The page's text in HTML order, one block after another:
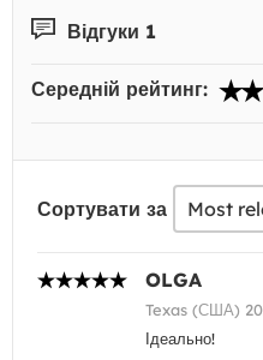
Відгуки 1
Середній рейтинг:
Сортувати за
OLGA
Texas (США)
Ідеально!